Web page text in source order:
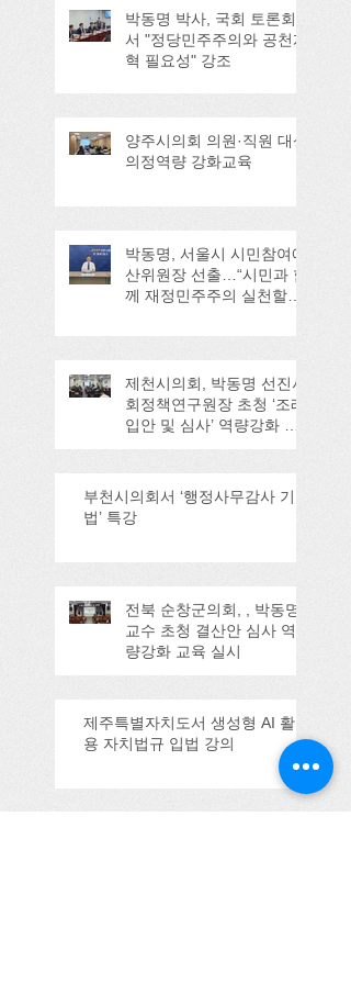
박동명 박사, 국회 토론회
서 "정당민주주의와 공천개
혁 필요성" 강조
양주시의회 의원·직원 대상
의정역량 강화교육
박동명, 서울시 시민참여예
산위원장 선출…“시민과 함
께 재정민주주의 실천할
제천시의회, 박동명 선진사
회정책연구원장 초청 ‘조례
입안 및 심사’ 역량강화 교
부천시의회서 ‘행정사무감사 기
법’ 특강
전북 순창군의회, , 박동명
교수 초청 결산안 심사 역
량강화 교육 실시
제주특별자치도서 생성형 AI 활
용 자치법규 입법 강의